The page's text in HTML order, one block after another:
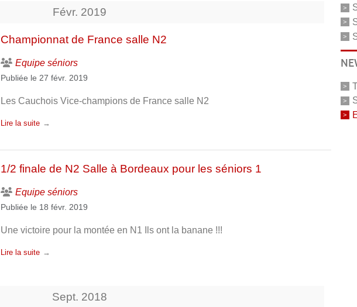
Févr. 2019
Championnat de France salle N2
Equipe séniors
Publiée le 27 févr. 2019
Les Cauchois Vice-champions de France salle N2
Lire la suite
1/2 finale de N2 Salle à Bordeaux pour les séniors 1
Equipe séniors
Publiée le 18 févr. 2019
Une victoire pour la montée en N1 Ils ont la banane !!!
Lire la suite
Sept. 2018